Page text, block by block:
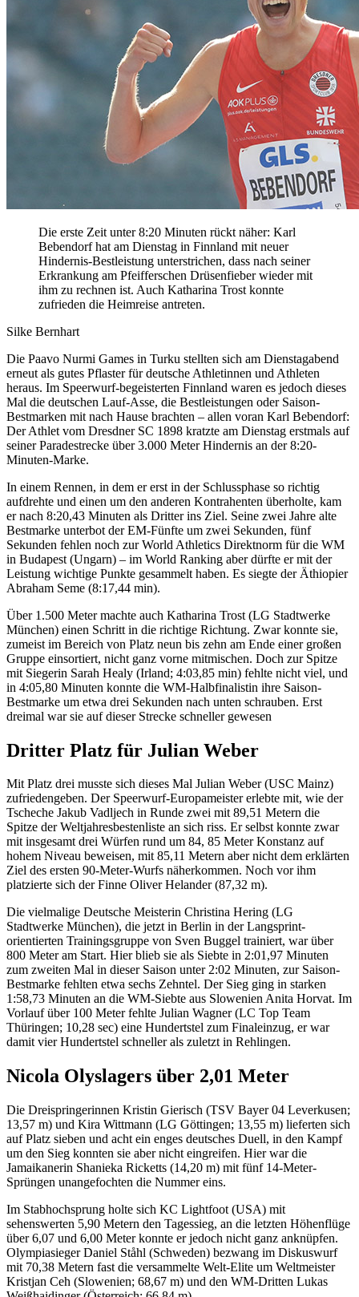
Die erste Zeit unter 8:20 Minuten rückt näher: Karl
Bebendorf hat am Dienstag in Finnland mit neuer
Hindernis-Bestleistung unterstrichen, dass nach seiner
Erkrankung am Pfeifferschen Drüsenfieber wieder mit
ihm zu rechnen ist. Auch Katharina Trost konnte
zufrieden die Heimreise antreten.
Silke Bernhart
Die Paavo Nurmi Games in Turku stellten sich am Dienstagabend
erneut als gutes Pflaster für deutsche Athletinnen und Athleten
heraus. Im Speerwurf-begeisterten Finnland waren es jedoch dieses
Mal die deutschen Lauf-Asse, die Bestleistungen oder Saison-
Bestmarken mit nach Hause brachten – allen voran Karl Bebendorf:
Der Athlet vom Dresdner SC 1898 kratzte am Dienstag erstmals auf
seiner Paradestrecke über 3.000 Meter Hindernis an der 8:20-
Minuten-Marke.
In einem Rennen, in dem er erst in der Schlussphase so richtig
aufdrehte und einen um den anderen Kontrahenten überholte, kam
er nach 8:20,43 Minuten als Dritter ins Ziel. Seine zwei Jahre alte
Bestmarke unterbot der EM-Fünfte um zwei Sekunden, fünf
Sekunden fehlen noch zur World Athletics Direktnorm für die WM
in Budapest (Ungarn) – im World Ranking aber dürfte er mit der
Leistung wichtige Punkte gesammelt haben. Es siegte der Äthiopier
Abraham Seme (8:17,44 min).
Über 1.500 Meter machte auch Katharina Trost (LG Stadtwerke
München) einen Schritt in die richtige Richtung. Zwar konnte sie,
zumeist im Bereich von Platz neun bis zehn am Ende einer großen
Gruppe einsortiert, nicht ganz vorne mitmischen. Doch zur Spitze
mit Siegerin Sarah Healy (Irland; 4:03,85 min) fehlte nicht viel, und
in 4:05,80 Minuten konnte die WM-Halbfinalistin ihre Saison-
Bestmarke um etwa drei Sekunden nach unten schrauben. Erst
dreimal war sie auf dieser Strecke schneller gewesen
Dritter Platz für Julian Weber
Mit Platz drei musste sich dieses Mal Julian Weber (USC Mainz)
zufriedengeben. Der Speerwurf-Europameister erlebte mit, wie der
Tscheche Jakub Vadljech in Runde zwei mit 89,51 Metern die
Spitze der Weltjahresbestenliste an sich riss. Er selbst konnte zwar
mit insgesamt drei Würfen rund um 84, 85 Meter Konstanz auf
hohem Niveau beweisen, mit 85,11 Metern aber nicht dem erklärten
Ziel des ersten 90-Meter-Wurfs näherkommen. Noch vor ihm
platzierte sich der Finne Oliver Helander (87,32 m).
Die vielmalige Deutsche Meisterin Christina Hering (LG
Stadtwerke München), die jetzt in Berlin in der Langsprint-
orientierten Trainingsgruppe von Sven Buggel trainiert, war über
800 Meter am Start. Hier blieb sie als Siebte in 2:01,97 Minuten
zum zweiten Mal in dieser Saison unter 2:02 Minuten, zur Saison-
Bestmarke fehlten etwa sechs Zehntel. Der Sieg ging in starken
1:58,73 Minuten an die WM-Siebte aus Slowenien Anita Horvat. Im
Vorlauf über 100 Meter fehlte Julian Wagner (LC Top Team
Thüringen; 10,28 sec) eine Hundertstel zum Finaleinzug, er war
damit vier Hundertstel schneller als zuletzt in Rehlingen.
Nicola Olyslagers über 2,01 Meter
Die Dreispringerinnen Kristin Gierisch (TSV Bayer 04 Leverkusen;
13,57 m) und Kira Wittmann (LG Göttingen; 13,55 m) lieferten sich
auf Platz sieben und acht ein enges deutsches Duell, in den Kampf
um den Sieg konnten sie aber nicht eingreifen. Hier war die
Jamaikanerin Shanieka Ricketts (14,20 m) mit fünf 14-Meter-
Sprüngen unangefochten die Nummer eins.
Im Stabhochsprung holte sich KC Lightfoot (USA) mit
sehenswerten 5,90 Metern den Tagessieg, an die letzten Höhenflüge
über 6,07 und 6,00 Meter konnte er jedoch nicht ganz anknüpfen.
Olympiasieger Daniel Ståhl (Schweden) bezwang im Diskuswurf
mit 70,38 Metern fast die versammelte Welt-Elite um Weltmeister
Kristjan Ceh (Slowenien; 68,67 m) und den WM-Dritten Lukas